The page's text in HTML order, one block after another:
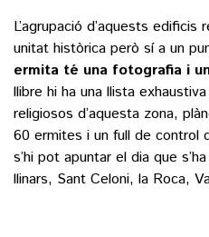
L’agrupació d’aquests
unitat històrica però sí a un
ermita té una fotografia i
llibre hi ha una llista
religiosos d’aquesta zona,
60 ermites i un full de control
s’hi pot apuntar el dia que
llinars, Sant Celoni, la Roca,